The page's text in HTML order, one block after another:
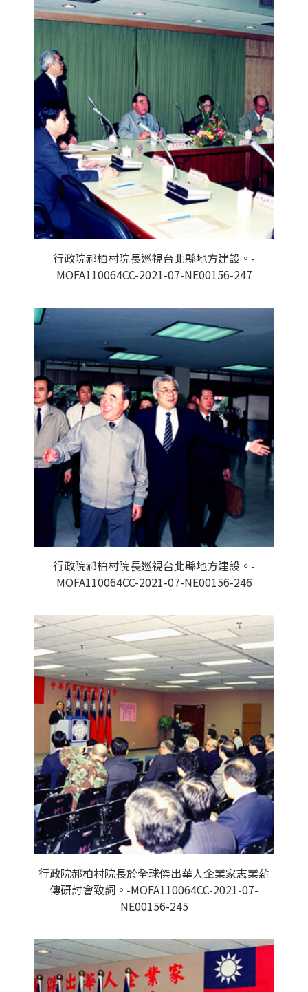
行政院郝柏村院長巡視台北縣地方建設。-
MOFA110064CC-2021-07-NE00156-247
行政院郝柏村院長巡視台北縣地方建設。-
MOFA110064CC-2021-07-NE00156-246
行政院郝柏村院長於全球傑出華人企業家志業薪
傳研討會致詞。-MOFA110064CC-2021-07-
NE00156-245